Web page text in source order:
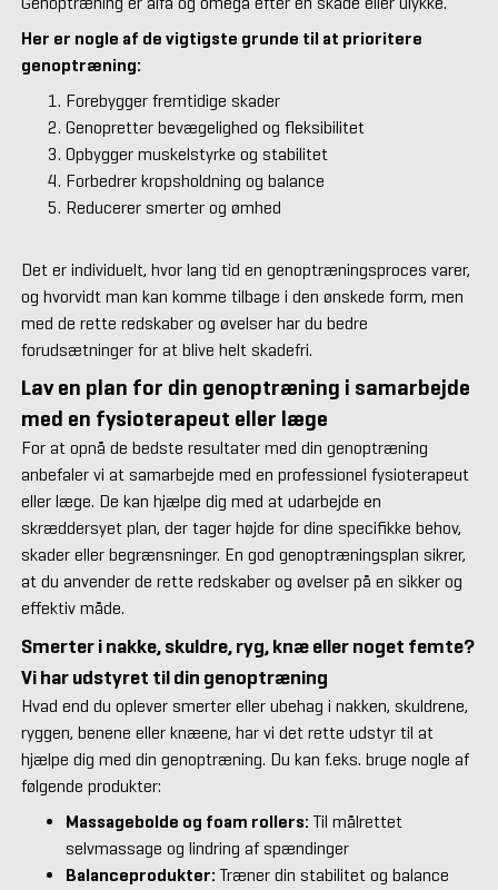
Her er nogle af de vigtigste grunde til at prioritere
genoptræning:
Forebygger fremtidige skader
Genopretter bevægelighed og fleksibilitet
Opbygger muskelstyrke og stabilitet
Forbedrer kropsholdning og balance
Reducerer smerter og ømhed
Det er individuelt, hvor lang tid en genoptræningsproces varer,
og hvorvidt man kan komme tilbage i den ønskede form, men
med de rette redskaber og øvelser har du bedre
forudsætninger for at blive helt skadefri.
Lav en plan for din genoptræning i samarbejde
med en fysioterapeut eller læge
For at opnå de bedste resultater med din genoptræning
anbefaler vi at samarbejde med en professionel fysioterapeut
eller læge. De kan hjælpe dig med at udarbejde en
skræddersyet plan, der tager højde for dine specifikke behov,
skader eller begrænsninger. En god genoptræningsplan sikrer,
at du anvender de rette redskaber og øvelser på en sikker og
effektiv måde.
Smerter i nakke, skuldre, ryg, knæ eller noget femte?
Vi har udstyret til din genoptræning
Hvad end du oplever smerter eller ubehag i nakken, skuldrene,
ryggen, benene eller knæene, har vi det rette udstyr til at
hjælpe dig med din genoptræning. Du kan f.eks. bruge nogle af
følgende produkter:
Massagebolde og foam rollers: Til målrettet
selvmassage og lindring af spændinger
Balanceprodukter: Træner din stabilitet og balance